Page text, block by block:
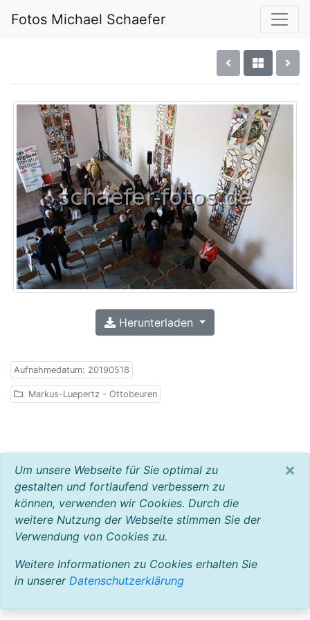
Fotos Michael Schaefer
Herunterladen
Aufnahmedatum: 20190518
Markus-Luepertz - Ottobeuren
Um unsere Webseite für Sie optimal zu
gestalten und fortlaufend verbessern zu
können, verwenden wir Cookies. Durch die
weitere Nutzung der Webseite stimmen Sie der
Verwendung von Cookies zu.
Weitere Informationen zu Cookies erhalten Sie
in unserer Datenschutzerklärung
×